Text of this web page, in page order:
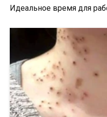
Идеальное время для